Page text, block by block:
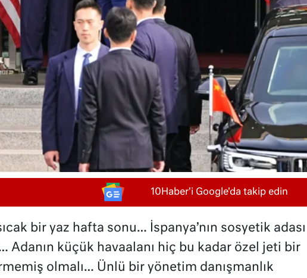
10Haber'i Google'da takip edin
bir yaz hafta sonu… İspanya’nın sosyetik adası
Adanın küçük havaalanı hiç bu kadar özel jeti bir
olmalı… Ünlü bir yönetim danışmanlık